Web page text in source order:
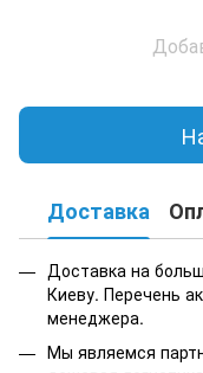
Доставка
Доставка на
Киеву. Перечень
менеджера.
Мы являемся